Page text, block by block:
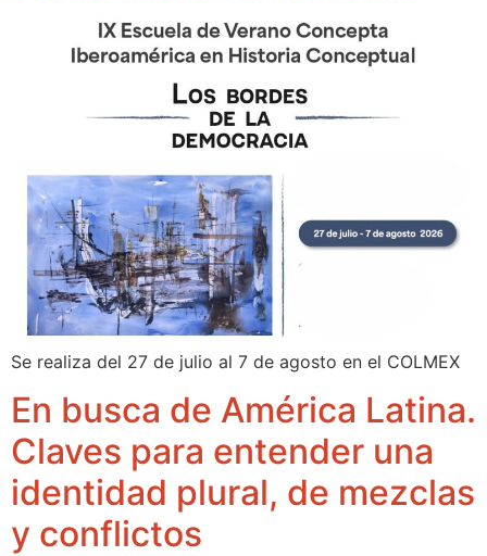
Se realiza del 27 de julio al 7 de agosto en el COLMEX
En busca de América Latina.
Claves para entender una
identidad plural, de mezclas
y conflictos